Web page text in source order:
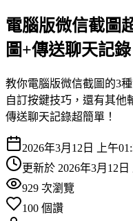
電腦版微信截圖
圖+傳送聊天記錄
教你電腦版微信截圖的3
自訂按鍵技巧，還有其他
傳送聊天記錄超簡單！
2026年3月12日 上午
更新於 2026年3月12日
929 次瀏覽
100 個讚